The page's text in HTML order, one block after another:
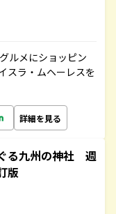
ルメにショッピン
スラ・ムヘーレスを
詳細を見る
る九州の神社 週
版